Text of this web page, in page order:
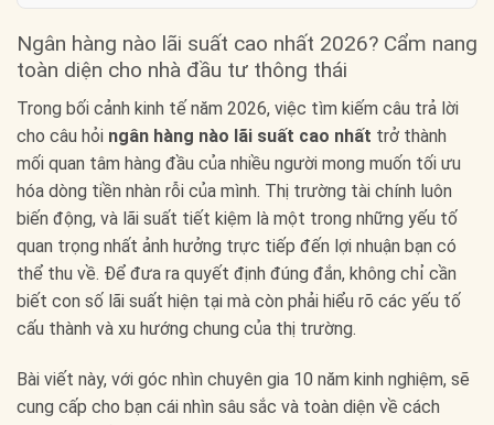
Ngân hàng nào lãi suất cao nhất 2026? Cẩm nang
toàn diện cho nhà đầu tư thông thái
Trong bối cảnh kinh tế năm 2026, việc tìm kiếm câu trả lời
cho câu hỏi ngân hàng nào lãi suất cao nhất trở thành
mối quan tâm hàng đầu của nhiều người mong muốn tối ưu
hóa dòng tiền nhàn rỗi của mình. Thị trường tài chính luôn
biến động, và lãi suất tiết kiệm là một trong những yếu tố
quan trọng nhất ảnh hưởng trực tiếp đến lợi nhuận bạn có
thể thu về. Để đưa ra quyết định đúng đắn, không chỉ cần
biết con số lãi suất hiện tại mà còn phải hiểu rõ các yếu tố
cấu thành và xu hướng chung của thị trường.
Bài viết này, với góc nhìn chuyên gia 10 năm kinh nghiệm, sẽ
cung cấp cho bạn cái nhìn sâu sắc và toàn diện về cách